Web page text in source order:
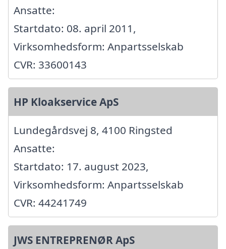
Ansatte:
Startdato: 08. april 2011,
Virksomhedsform: Anpartsselskab
CVR: 33600143
HP Kloakservice ApS
Lundegårdsvej 8, 4100 Ringsted
Ansatte:
Startdato: 17. august 2023,
Virksomhedsform: Anpartsselskab
CVR: 44241749
JWS ENTREPRENØR ApS